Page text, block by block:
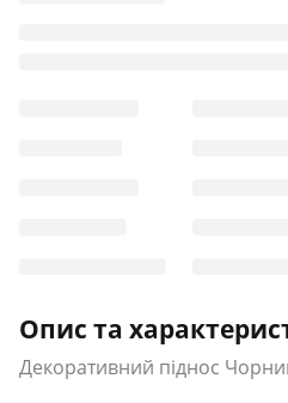
Опис та
Декоративний піднос